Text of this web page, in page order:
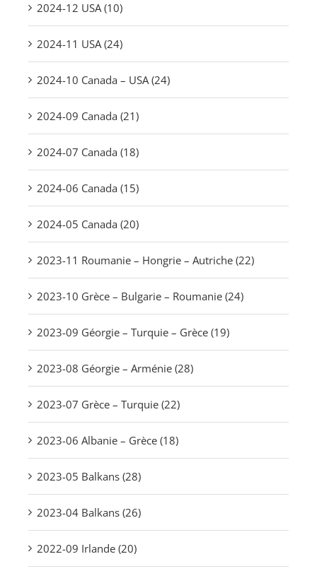
2024-12 USA (10)
2024-11 USA (24)
2024-10 Canada – USA (24)
2024-09 Canada (21)
2024-07 Canada (18)
2024-06 Canada (15)
2024-05 Canada (20)
2023-11 Roumanie – Hongrie – Autriche (22)
2023-10 Grèce – Bulgarie – Roumanie (24)
2023-09 Géorgie – Turquie – Grèce (19)
2023-08 Géorgie – Arménie (28)
2023-07 Grèce – Turquie (22)
2023-06 Albanie – Grèce (18)
2023-05 Balkans (28)
2023-04 Balkans (26)
2022-09 Irlande (20)